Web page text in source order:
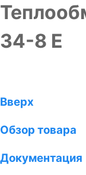
34-8 E
Вверх
Обзор товара
Документация